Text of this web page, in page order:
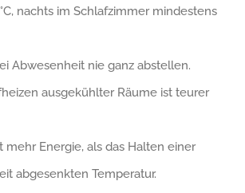
°C, nachts im Schlafzimmer mindestens
Abwesenheit nie ganz abstellen.
ausgekühlter Räume ist teurer
mehr Energie, als das Halten einer
abgesenkten Temperatur.